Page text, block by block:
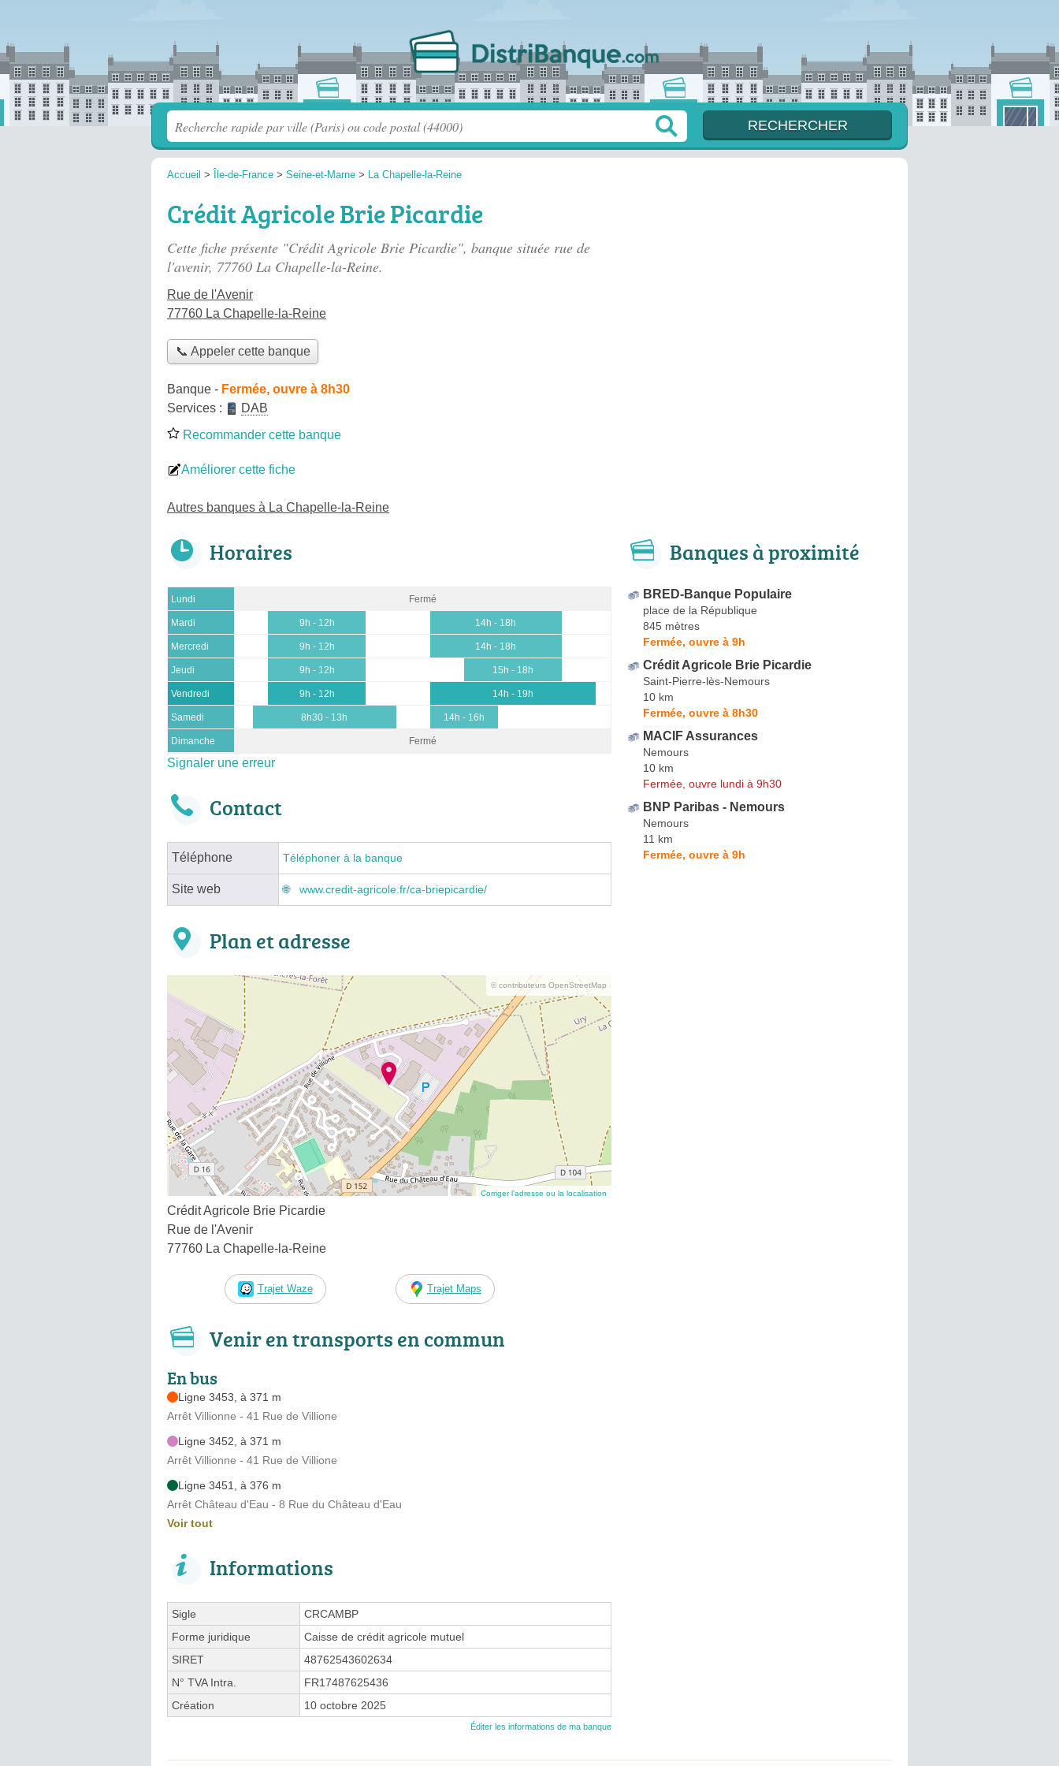
Accueil > Île-de-France > Seine-et-Marne > La Chapelle-la-Reine
Crédit Agricole Brie Picardie
Cette fiche présente "Crédit Agricole Brie Picardie", banque située rue de
l'avenir, 77760 La Chapelle-la-Reine.
Rue de l'Avenir
77760 La Chapelle-la-Reine
📞 Appeler cette banque
Banque - Fermée, ouvre à 8h30
Services :
DAB
Recommander cette banque
Améliorer cette fiche
Autres banques à La Chapelle-la-Reine
Horaires
Lundi Fermé
Mardi 9h - 12h 14h - 18h
Mercredi 9h - 12h 14h - 18h
Jeudi 9h - 12h 15h - 18h
Vendredi 9h - 12h 14h - 19h
Samedi 8h30 - 13h 14h - 16h
Dimanche Fermé
Signaler une erreur
Contact
Téléphone Téléphoner à la banque
Site web www.credit-agricole.fr/ca-briepicardie/
Plan et adresse
© contributeurs OpenStreetMap
Corriger l’adresse ou la localisation
Crédit Agricole Brie Picardie
Rue de l'Avenir
77760 La Chapelle-la-Reine
Trajet Waze Trajet Maps
Venir en transports en commun
En bus
Ligne 3453, à 371 m
Arrêt Villionne - 41 Rue de Villione
Ligne 3452, à 371 m
Arrêt Villionne - 41 Rue de Villione
Ligne 3451, à 376 m
Arrêt Château d'Eau - 8 Rue du Château d'Eau
Voir tout
Informations
Sigle
CRCAMBP
Forme juridique
Caisse de crédit agricole mutuel
SIRET
48762543602634
N° TVA Intra.
FR17487625436
Création
10 octobre 2025
Éditer les informations de ma banque
Banques à proximité
BRED-Banque Populaire
place de la République
845 mètres
Fermée, ouvre à 9h
Crédit Agricole Brie Picardie
Saint-Pierre-lès-Nemours
10 km
Fermée, ouvre à 8h30
MACIF Assurances
Nemours
10 km
Fermée, ouvre lundi à 9h30
BNP Paribas - Nemours
Nemours
11 km
Fermée, ouvre à 9h